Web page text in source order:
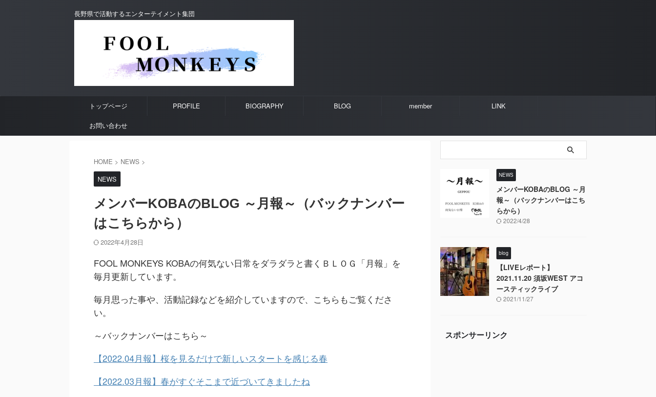
長野県で活動するエンターテイメント集団
トップページ PROFILE BIOGRAPHY BLOG member LINK
お問い合わせ
HOME > NEWS >
NEWS
メンバーKOBAのBLOG ～月報～（バックナンバー
はこちらから）
2022年4月28日
FOOL MONKEYS KOBAの何気ない日常をダラダラと書くＢＬＯＧ「月報」を
毎月更新しています。
毎月思った事や、活動記録などを紹介していますので、こちらもご覧くださ
い。
～バックナンバーはこちら～
【2022.04月報】桜を見るだけで新しいスタートを感じる春
【2022.03月報】春がすぐそこまで近づいてきましたね
NEWS
メンバーKOBAのBLOG ～月
報～（バックナンバーはこち
らから）
2022/4/28
blog
【LIVEレポート】
2021.11.20 須坂WEST アコ
ースティックライブ
2021/11/27
スポンサーリンク